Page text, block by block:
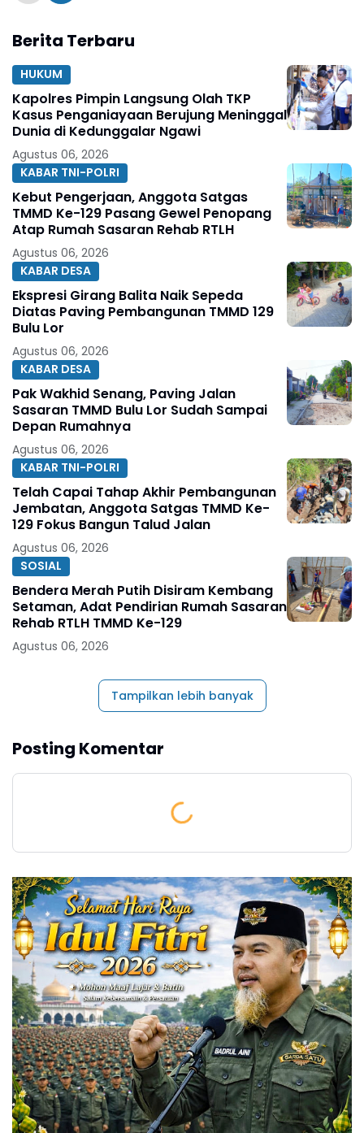
Berita Terbaru
HUKUM
Kapolres Pimpin Langsung Olah TKP
Kasus Penganiayaan Berujung Meninggal
Dunia di Kedunggalar Ngawi
Agustus 06, 2026
KABAR TNI-POLRI
Kebut Pengerjaan, Anggota Satgas
TMMD Ke-129 Pasang Gewel Penopang
Atap Rumah Sasaran Rehab RTLH
Agustus 06, 2026
KABAR DESA
Ekspresi Girang Balita Naik Sepeda
Diatas Paving Pembangunan TMMD 129
Bulu Lor
Agustus 06, 2026
KABAR DESA
Pak Wakhid Senang, Paving Jalan
Sasaran TMMD Bulu Lor Sudah Sampai
Depan Rumahnya
Agustus 06, 2026
KABAR TNI-POLRI
Telah Capai Tahap Akhir Pembangunan
Jembatan, Anggota Satgas TMMD Ke-
129 Fokus Bangun Talud Jalan
Agustus 06, 2026
SOSIAL
Bendera Merah Putih Disiram Kembang
Setaman, Adat Pendirian Rumah Sasaran
Rehab RTLH TMMD Ke-129
Agustus 06, 2026
Tampilkan lebih banyak
Posting Komentar